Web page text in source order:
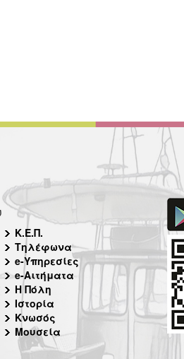
Κ.Ε.Π.
Τηλέφωνα
e-Υπηρεσίες
e-Αιτήματα
Η Πόλη
Ιστορία
Κνωσός
Μουσεία